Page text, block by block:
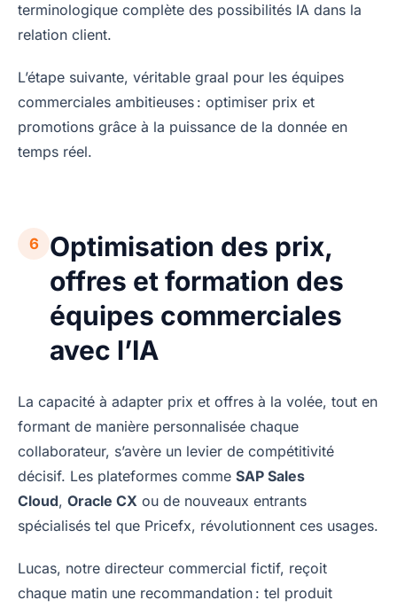
terminologique complète des possibilités IA dans la
relation client.
L’étape suivante, véritable graal pour les équipes
commerciales ambitieuses : optimiser prix et
promotions grâce à la puissance de la donnée en
temps réel.
6
Optimisation des prix,
offres et formation des
équipes commerciales
avec l’IA
La capacité à adapter prix et offres à la volée, tout en
formant de manière personnalisée chaque
collaborateur, s’avère un levier de compétitivité
décisif. Les plateformes comme SAP Sales
Cloud, Oracle CX ou de nouveaux entrants
spécialisés tel que Pricefx, révolutionnent ces usages.
Lucas, notre directeur commercial fictif, reçoit
chaque matin une recommandation : tel produit